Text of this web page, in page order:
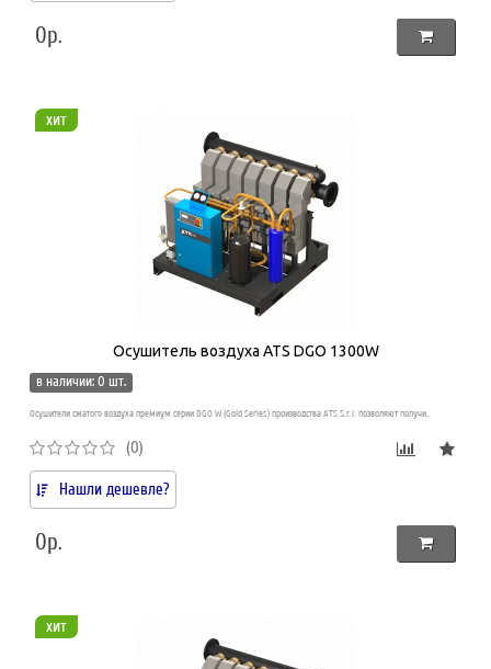
0р.
хит
Осушитель воздуха ATS DGO 1300W
в наличии: 0 шт.
Осушители сжатого воздуха премиум серии DGO W (Gold Series) производства ATS S.r.l. позволяют получи..
(0)
Нашли дешевле?
0р.
хит